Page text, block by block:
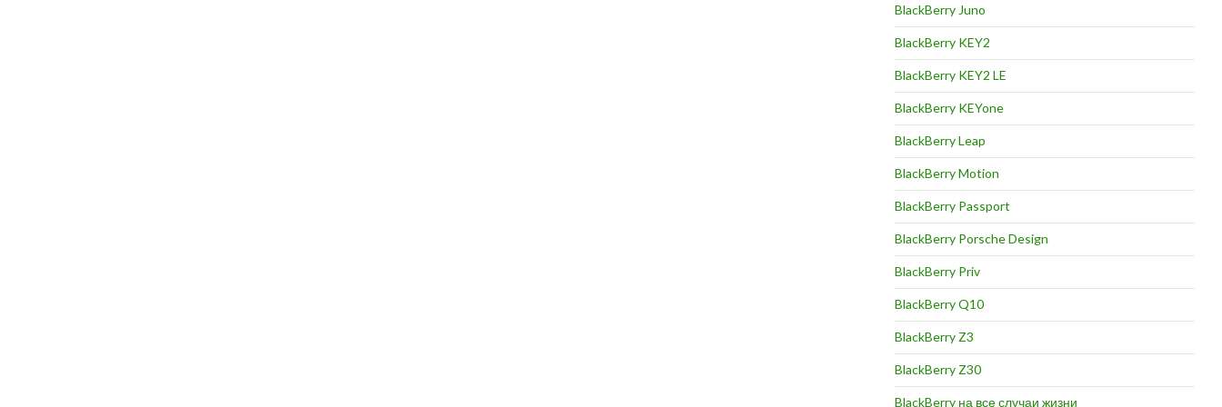
BlackBerry Juno
BlackBerry KEY2
BlackBerry KEY2 LE
BlackBerry KEYone
BlackBerry Leap
BlackBerry Motion
BlackBerry Passport
BlackBerry Porsche Design
BlackBerry Priv
BlackBerry Q10
BlackBerry Z3
BlackBerry Z30
BlackBerry на все случаи жизни